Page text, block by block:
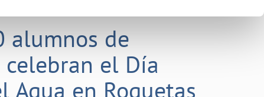
alumnos de
el Día
Agua en Roquetas